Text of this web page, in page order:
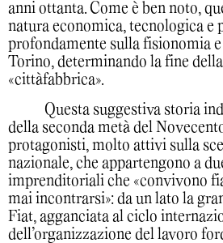
anni ottanta. Come è ben noto,
natura economica, tecnologica e
profondamente sulla fisionomia
Torino, determinando la fine
«cittàfabbrica».
Questa suggestiva storia
della seconda metà del
protagonisti, molto attivi sulla
nazionale, che appartengono a
imprenditoriali che «convivono
mai incontrarsi»: da un lato la
Fiat, agganciata al ciclo
dell’organizzazione del lavoro